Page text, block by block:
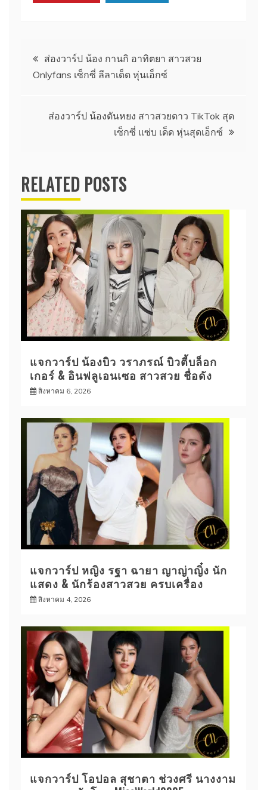
แนะแนว
เรื่อง
ส่องวาร์ป น้อง กานกิ อาทิตยา สาวสวย
Onlyfans เซ็กซี่ ลีลาเด็ด หุ่นเอ็กซ์
ส่องวาร์ป น้องตันหยง สาวสวยดาว TikTok สุด
เซ็กซี่ แซ่บ เด็ด หุ่นสุดเอ็กซ์
RELATED POSTS
แจกวาร์ป น้องบิว วราภรณ์ บิวตี้บล็อก
เกอร์ & อินฟลูเอนเซอ สาวสวย ชื่อดัง
สิงหาคม 6, 2026
แจกวาร์ป หญิง รฐา ฉายา ญาญ่าญิ๋ง นัก
แสดง & นักร้องสาวสวย ครบเครื่อง
สิงหาคม 4, 2026
แจกวาร์ป โอปอล สุชาตา ช่วงศรี นางงาม